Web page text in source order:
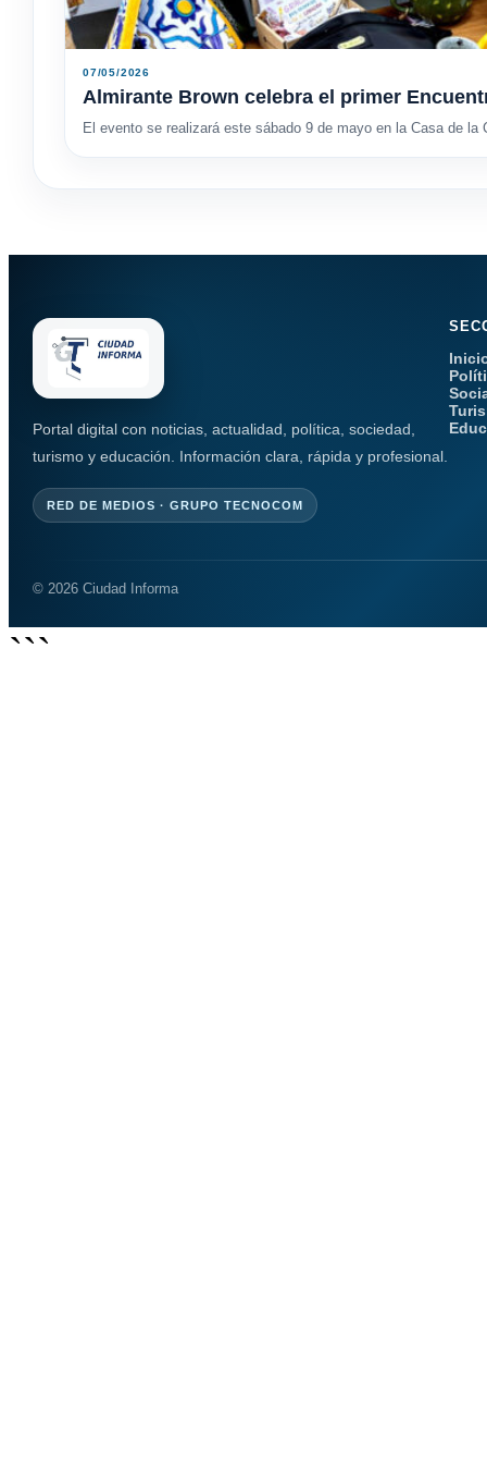
07/05/2026
Almirante Brown celebra el primer
El evento se realizará este sábado 9 de mayo en la Casa de la
Portal digital con noticias, actualidad, política, sociedad,
turismo y educación. Información clara, rápida y profesional.
RED DE MEDIOS · GRUPO TECNOCOM
© 2026 Ciudad Informa
```